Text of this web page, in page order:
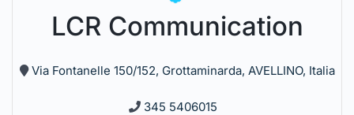
LCR Communication
Via Fontanelle 150/152, Grottaminarda, AVELLINO, Italia
345 5406015